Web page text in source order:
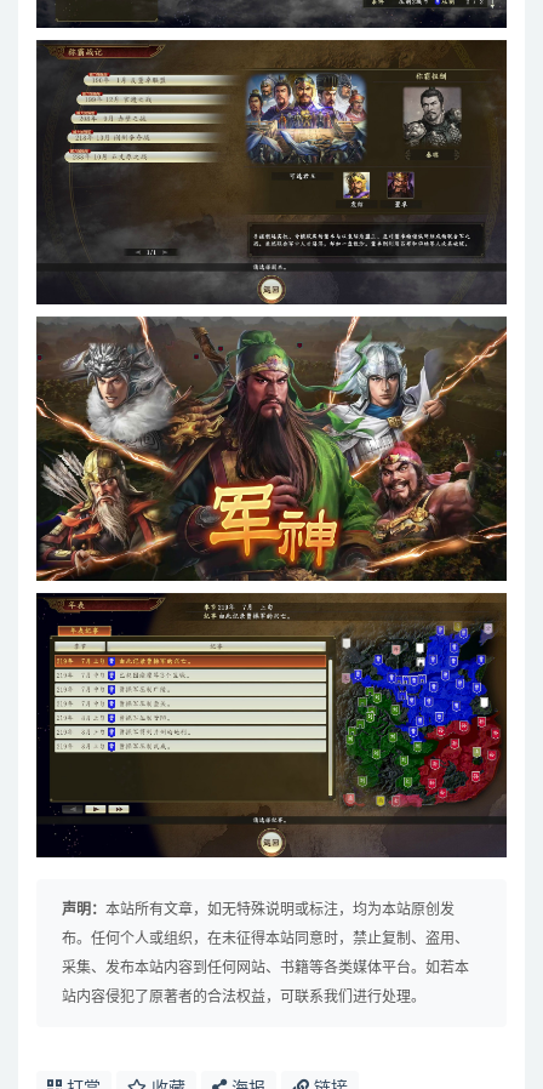
声明： 本站所有文章，如无特殊说明或标注，均为本站原创发
布。任何个人或组织，在未征得本站同意时，禁止复制、盗用、
采集、发布本站内容到任何网站、书籍等各类媒体平台。如若本
站内容侵犯了原著者的合法权益，可联系我们进行处理。